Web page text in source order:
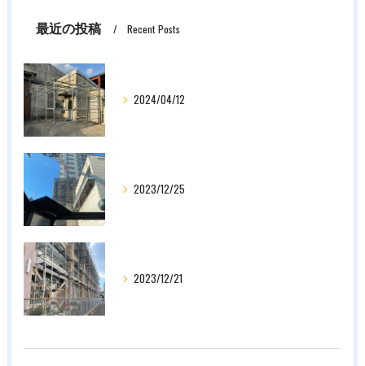
最近の投稿 Recent Posts
2024/04/12
2023/12/25
2023/12/21